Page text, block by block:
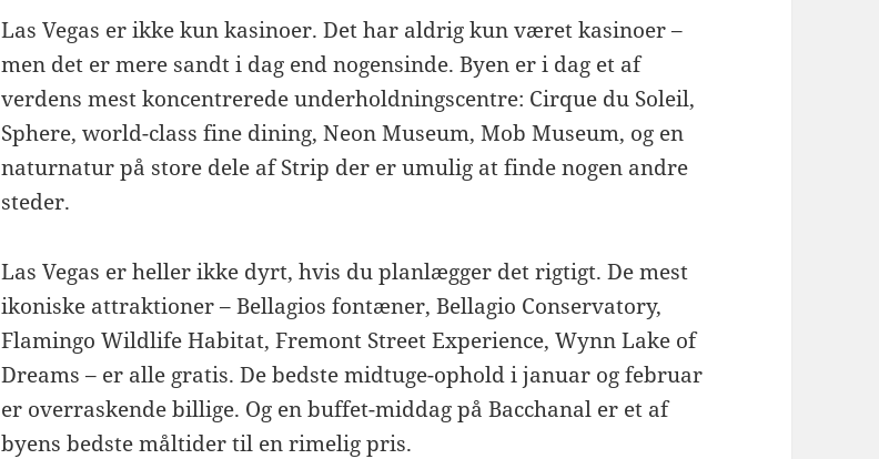
Las Vegas er ikke kun kasinoer. Det har aldrig kun været kasinoer –
men det er mere sandt i dag end nogensinde. Byen er i dag et af
verdens mest koncentrerede underholdningscentre: Cirque du Soleil,
Sphere, world-class fine dining, Neon Museum, Mob Museum, og en
naturnatur på store dele af Strip der er umulig at finde nogen andre
steder.
Las Vegas er heller ikke dyrt, hvis du planlægger det rigtigt. De mest
ikoniske attraktioner – Bellagios fontæner, Bellagio Conservatory,
Flamingo Wildlife Habitat, Fremont Street Experience, Wynn Lake of
Dreams – er alle gratis. De bedste midtuge-ophold i januar og februar
er overraskende billige. Og en buffet-middag på Bacchanal er et af
byens bedste måltider til en rimelig pris.